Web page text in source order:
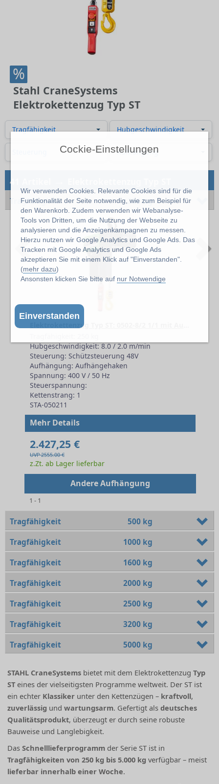
Cockie-Einstellungen
Wir verwenden Cookies. Relevante Cookies sind für die
Funktionalität der Seite notwendig, wie zum Beispiel für
den Warenkorb. Zudem verwenden wir Webanalyse-
Tools von Dritten, um die Nutzung der Webseite zu
analysieren und die Anzeigenkampagnen zu messen.
Hierzu nutzen wir Google Analytics und Google Ads. Das
Tracken mit Google Analytics und Google Ads
akzeptieren Sie mit einem Klick auf "Einverstanden".
(mehr dazu)
Ansonsten klicken Sie bitte auf nur Notwendige
Einverstanden
%
Stahl CraneSystems
Elektrokettenzug Typ ST
Tragfähigkeit Hubgeschwindigkeit
Aufhängung
41 Artikel
Tragfähigkeit 250 kg
Hubgeschwindigkeit: 8.0 / 2.0 m/min
Steuerung: Schützsteuerung 48V
Aufhängung: Aufhängehaken
Spannung: 400 V / 50 Hz
Steuerspannung:
Kettenstrang: 1
STA-050211
Mehr Details
2.427,25 €
UVP 2555.00 €
z.Zt. ab Lager lieferbar
Andere Aufhängung
1 - 1
Previous
Tragfähigkeit 500 kg
Tragfähigkeit 1000 kg
Tragfähigkeit 1600 kg
Tragfähigkeit 2000 kg
Tragfähigkeit 2500 kg
Tragfähigkeit 3200 kg
Tragfähigkeit 5000 kg
STAHL CraneSystems bietet mit dem ElektrokettenzugTyp
ST eines der vielseitigsten Programme weltweit. Der ST ist
ein echter Klassiker unter den Kettenzügen – kraftvoll,
zuverlässig undwartungsarm. Gefertigt alsdeutsches
Qualitätsprodukt, überzeugt er durch seine robuste
Bauweise und Langlebigkeit.
DasSchnelllieferprogramm der Serie ST ist in
Tragfähigkeiten von 250 kg bis 5.000 kg verfügbar – meist
lieferbar innerhalb einer Woche.